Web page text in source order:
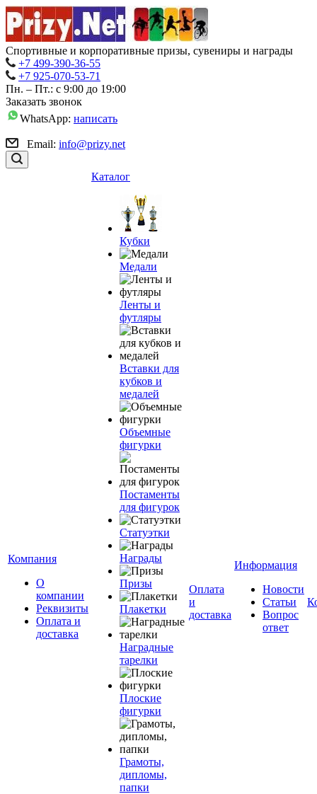
Спортивные и корпоративные призы, сувениры и награды
+7 499-390-36-55
+7 925-070-53-71
Пн. – Пт.: с 9:00 до 19:00
Заказать звонок
WhatsApp: написать
Email: info@prizy.net
Компания
О
компании
Реквизиты
Оплата и
доставка
Каталог
Кубки
Медали
Ленты и
футляры
Вставки для
кубков и
медалей
Объемные
фигурки
Постаменты
для фигурок
Статуэтки
Награды
Призы
Плакетки
Наградные
тарелки
Плоские
фигурки
Грамоты,
дипломы,
папки
Оплата
и
доставка
Информация
Новости
Статьи
Вопрос
ответ